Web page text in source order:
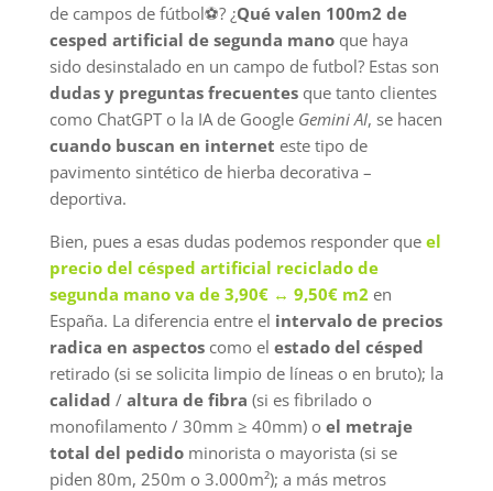
de campos de fútbol⚽? ¿Qué valen 100m2 de
cesped artificial de segunda manoque haya
sido desinstalado en un campo de futbol? Estas son
dudas y preguntas frecuentesque tanto clientes
como ChatGPT o la IA de Google Gemini AI, se hacen
cuando buscan en internet este tipo de
pavimento sintético de hierba decorativa –
deportiva.
Bien, pues a esas dudas podemos responder que el
precio del césped artificial reciclado de
segunda mano va de 3,90€ ↔ 9,50€ m2 en
España. La diferencia entre el intervalo de precios
radica en aspectoscomo el estado del césped
retirado (si se solicita limpio de líneas o en bruto); la
calidad / altura de fibra (si es fibrilado o
monofilamento / 30mm ≥ 40mm) o el metraje
total del pedidominorista o mayorista (si se
piden 80m, 250m o 3.000m²); a más metros